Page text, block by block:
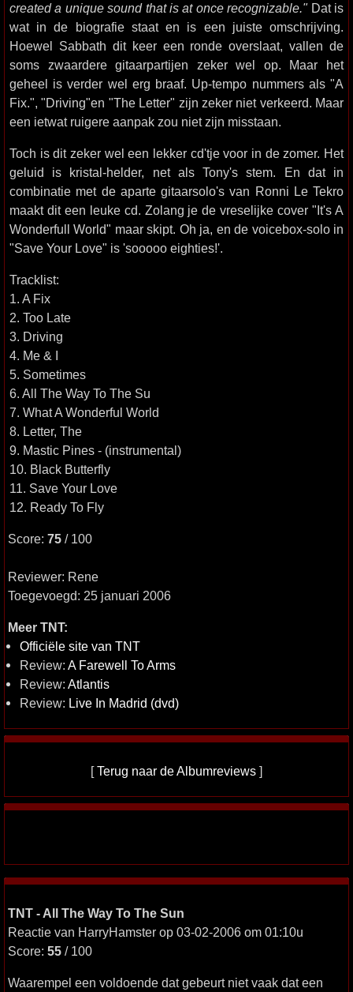
created a unique sound that is at once recognizable."Dat is
wat in de biografie staat en is een juiste omschrijving.
Hoewel Sabbath dit keer een ronde overslaat, vallen de
soms zwaardere gitaarpartijen zeker wel op. Maar het
geheel is verder wel erg braaf. Up-tempo nummers als "A
Fix.", "Driving"en "The Letter" zijn zeker niet verkeerd. Maar
een ietwat ruigere aanpak zou niet zijn misstaan.
Toch is dit zeker wel een lekker cd'tje voor in de zomer. Het
geluid is kristal-helder, net als Tony's stem. En dat in
combinatie met de aparte gitaarsolo's van Ronni Le Tekro
maakt dit een leuke cd. Zolang je de vreselijke cover "It's A
Wonderfull World" maar skipt. Oh ja, en de voicebox-solo in
"Save Your Love" is 'sooooo eighties!'.
Tracklist:
1. A Fix
2. Too Late
3. Driving
4. Me & I
5. Sometimes
6. All The Way To The Su
7. What A Wonderful World
8. Letter, The
9. Mastic Pines - (instrumental)
10. Black Butterfly
11. Save Your Love
12. Ready To Fly
Score: 75 / 100
Reviewer: Rene
Toegevoegd: 25 januari 2006
Meer TNT:
Officiële site van TNT
Review: A Farewell To Arms
Review: Atlantis
Review: Live In Madrid (dvd)
[Terug naar de Albumreviews ]
TNT - All The Way To The Sun
Reactie van HarryHamster op 03-02-2006 om 01:10u
Score: 55 / 100
Waarempel een voldoende dat gebeurt niet vaak dat een